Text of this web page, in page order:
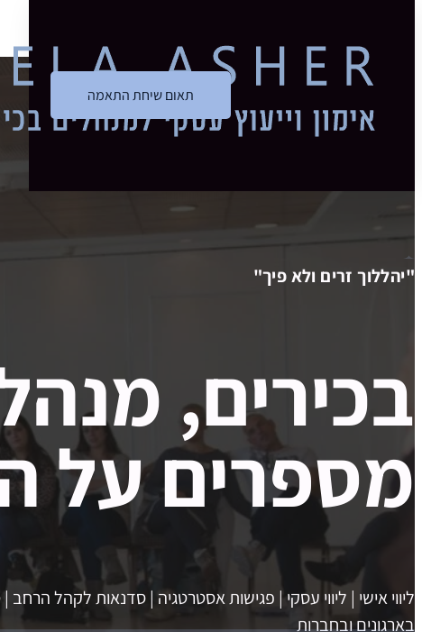
תאום שיחת התאמה
"יהללוך זרים ולא פיך"
בכירים,
מספרים על
ליווי אישי | ליווי עסקי | פגישות אסטרטגיה | סדנאות לקהל הרחב
בארגונים ובחברות